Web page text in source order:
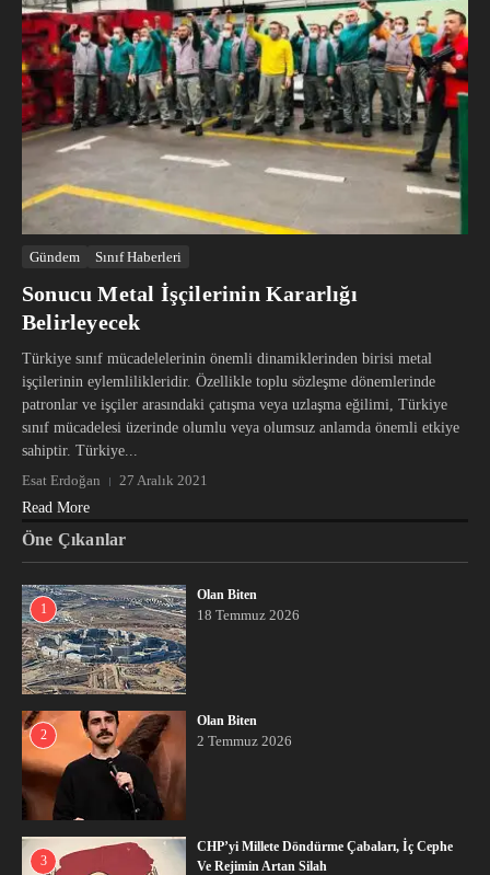
Gündem Sınıf Haberleri
Sonucu Metal İşçilerinin Kararlığı
Belirleyecek
Türkiye sınıf mücadelelerinin önemli dinamiklerinden birisi metal
işçilerinin eylemlilikleridir. Özellikle toplu sözleşme dönemlerinde
patronlar ve işçiler arasındaki çatışma veya uzlaşma eğilimi, Türkiye
sınıf mücadelesi üzerinde olumlu veya olumsuz anlamda önemli etkiye
sahiptir. Türkiye...
Esat Erdoğan
27 Aralık 2021
Read More
Öne Çıkanlar
1
Olan Biten
18 Temmuz 2026
2
Olan Biten
2 Temmuz 2026
3
CHP’yi Millete Döndürme Çabaları, İç Cephe
Ve Rejimin Artan Silah